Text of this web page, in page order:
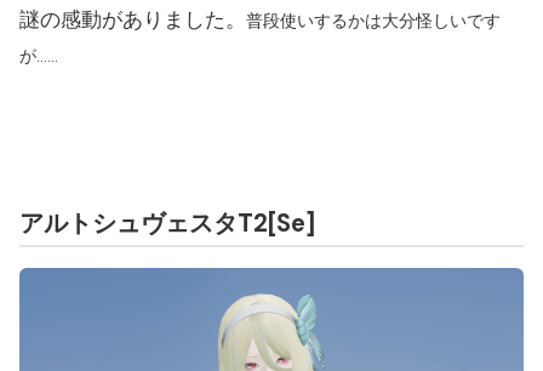
謎の感動がありました。
普段使いするかは大分怪しいです
が……
アルトシュヴェスタT2[Se]